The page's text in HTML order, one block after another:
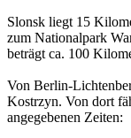
Slonsk liegt 15
zum Nationalpark
beträgt ca. 100
Von Berlin-
Kostrzyn. Von dort
angegebenen Zeiten: